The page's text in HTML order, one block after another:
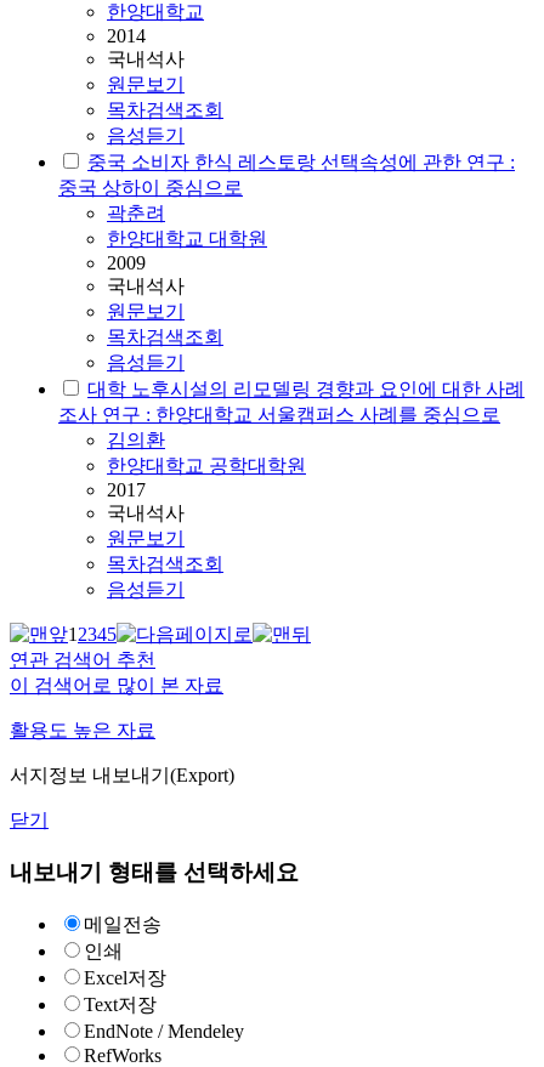
한양대학교
2014
국내석사
원문보기
목차검색조회
음성듣기
중국 소비자 한식 레스토랑 선택속성에 관한 연구 :
중국 상하이 중심으로
곽춘려
한양대학교 대학원
2009
국내석사
원문보기
목차검색조회
음성듣기
대학 노후시설의 리모델링 경향과 요인에 대한 사례
조사 연구 : 한양대학교 서울캠퍼스 사례를 중심으로
김의환
한양대학교 공학대학원
2017
국내석사
원문보기
목차검색조회
음성듣기
12345
연관 검색어 추천
이 검색어로 많이 본 자료
활용도 높은 자료
서지정보 내보내기(Export)
닫기
내보내기 형태를 선택하세요
메일전송
인쇄
Excel저장
Text저장
EndNote / Mendeley
RefWorks